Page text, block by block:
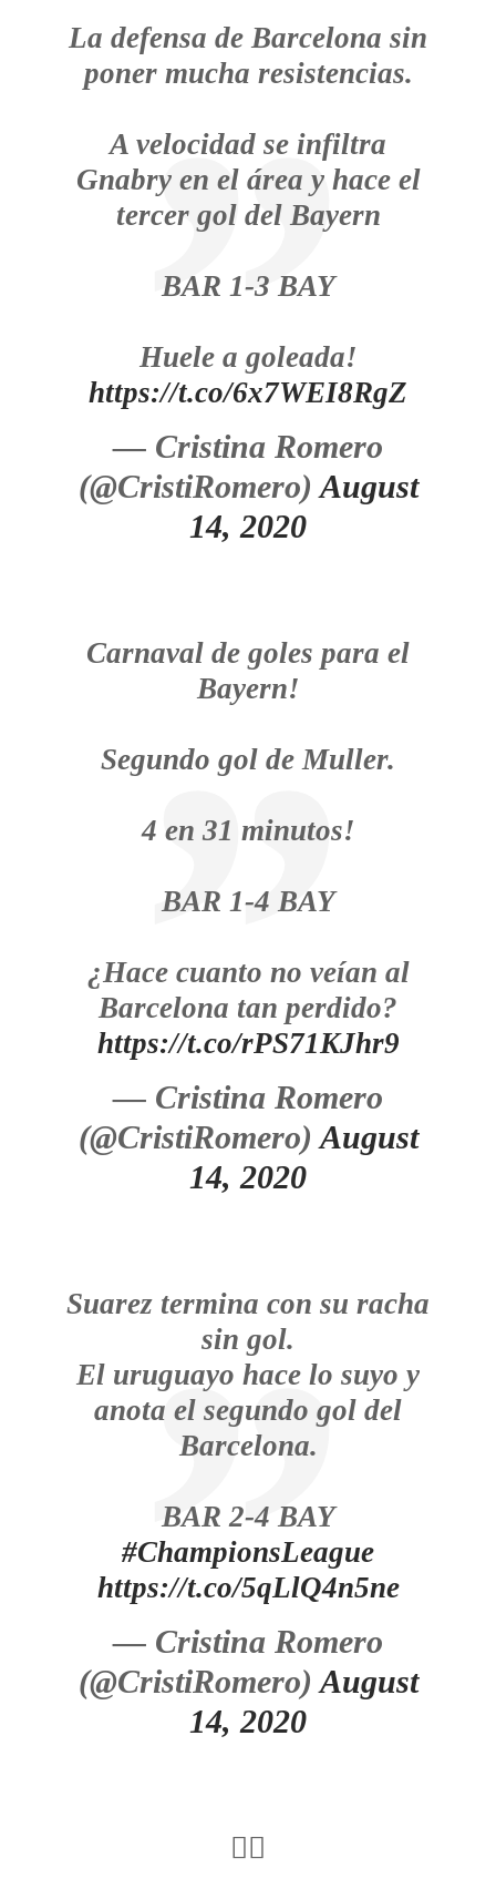
La defensa de Barcelona sin
poner mucha resistencias.
A velocidad se infiltra
Gnabry en el área y hace el
tercer gol del Bayern
BAR 1-3 BAY
Huele a goleada!
https://t.co/6x7WEI8RgZ
— Cristina Romero
(@CristiRomero)August
14, 2020
Carnaval de goles para el
Bayern!
Segundo gol de Muller.
4 en 31 minutos!
BAR 1-4 BAY
¿Hace cuanto no veían al
Barcelona tan perdido?
https://t.co/rPS71KJhr9
— Cristina Romero
(@CristiRomero)August
14, 2020
Suarez termina con su racha
sin gol.
El uruguayo hace lo suyo y
anota el segundo gol del
Barcelona.
BAR 2-4 BAY
#ChampionsLeague
https://t.co/5qLlQ4n5ne
— Cristina Romero
(@CristiRomero)August
14, 2020
🖐🏻